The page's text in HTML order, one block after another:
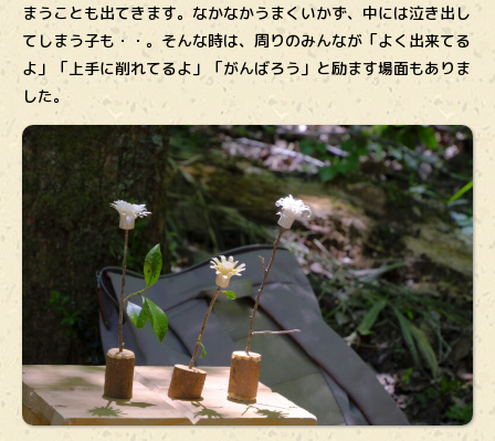
まうことも出てきます。なかなかうまくいかず、中には泣き出し
てしまう子も・・。そんな時は、周りのみんなが「よく出来てる
よ」「上手に削れてるよ」「がんばろう」と励ます場面もありま
した。